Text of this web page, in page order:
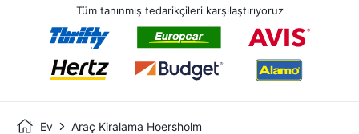
Tüm tanınmış tedarikçileri karşılaştırıyoruz
Ev Araç Kiralama Hoersholm